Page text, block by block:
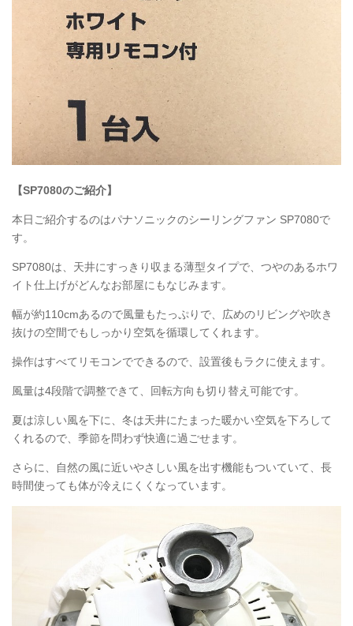
【SP7080のご紹介】
本日ご紹介するのはパナソニックのシーリングファン SP7080で
す。
SP7080は、天井にすっきり収まる薄型タイプで、つやのあるホワ
イト仕上げがどんなお部屋にもなじみます。
幅が約110cmあるので風量もたっぷりで、広めのリビングや吹き
抜けの空間でもしっかり空気を循環してくれます。
操作はすべてリモコンでできるので、設置後もラクに使えます。
風量は4段階で調整できて、回転方向も切り替え可能です。
夏は涼しい風を下に、冬は天井にたまった暖かい空気を下ろして
くれるので、季節を問わず快適に過ごせます。
さらに、自然の風に近いやさしい風を出す機能もついていて、長
時間使っても体が冷えにくくなっています。